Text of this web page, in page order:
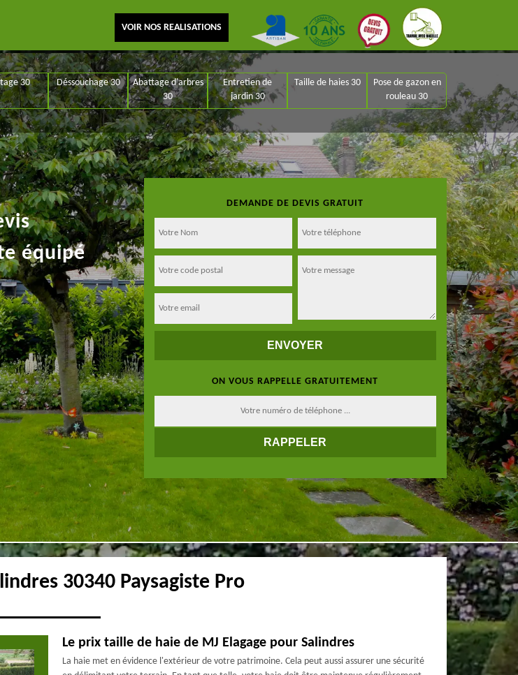
VOIR NOS REALISATIONS
30 Déssouchage 30
Abattage d'arbres
30
Entretien de
jardin 30
Taille de haies 30
Pose de gazon en
rouleau 30
DEMANDE DE DEVIS GRATUIT
ON VOUS RAPPELLE GRATUITEMENT
équipé
30340 Paysagiste Pro
Le prix taille de haie de MJ Elagage pour Salindres
La haie met en évidence l'extérieur de votre patrimoine. Cela peut aussi assurer une sécurité